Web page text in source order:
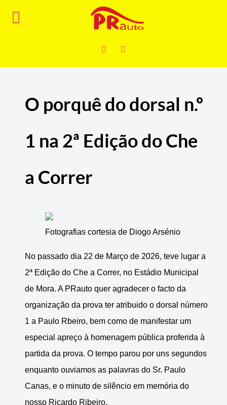
O porquê do dorsal n.º
1 na 2ª Edição do Che
a Correr
Fotografias cortesia de Diogo Arsénio
No passado dia 22 de Março de 2026, teve lugar a
2ª Edição do Che a Correr, no Estádio Municipal
de Mora. A PRauto quer agradecer o facto da
organização da prova ter atribuido o dorsal número
1 a Paulo Rbeiro, bem como de manifestar um
especial apreço à homenagem pública proferida à
partida da prova. O tempo parou por uns segundos
enquanto ouviamos as palavras do Sr. Paulo
Canas, e o minuto de silêncio em memória do
nosso Ricardo Ribeiro.